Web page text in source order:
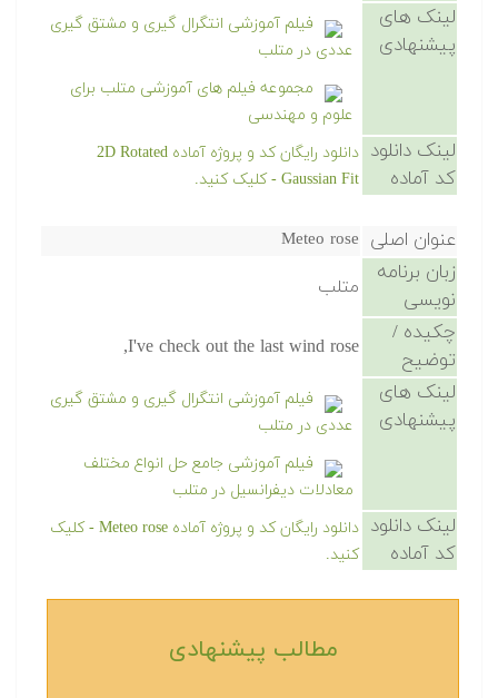
لینک های
پیشنهادی
فیلم آموزشی انتگرال گیری و مشتق گیری
عددی در متلب
مجموعه فیلم های آموزشی متلب برای
علوم و مهندسی
لینک دانلود
کد آماده
دانلود رایگان کد و پروژه آماده 2D Rotated
Gaussian Fit - کلیک کنید.
عنوان اصلی Meteo rose
زبان برنامه
نویسی
متلب
چکیده /
توضیح
I've check out the last wind rose,
لینک های
پیشنهادی
فیلم آموزشی انتگرال گیری و مشتق گیری
عددی در متلب
فیلم آموزشی جامع حل انواع مختلف
معادلات دیفرانسیل در متلب
لینک دانلود
کد آماده
دانلود رایگان کد و پروژه آماده Meteo rose - کلیک
کنید.
مطالب پیشنهادی‎